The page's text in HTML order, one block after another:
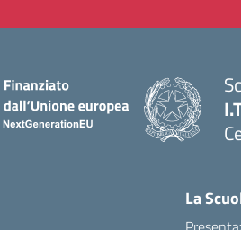
La